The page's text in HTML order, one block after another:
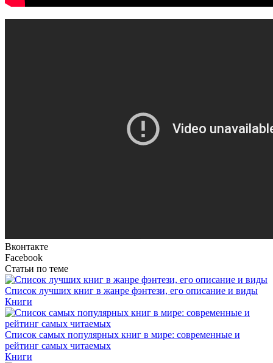
Вконтакте
Facebook
Статьи по теме
Список лучших книг в жанре фэнтези, его описание и виды
Книги
Список самых популярных книг в мире: современные и
рейтинг самых читаемых
Книги